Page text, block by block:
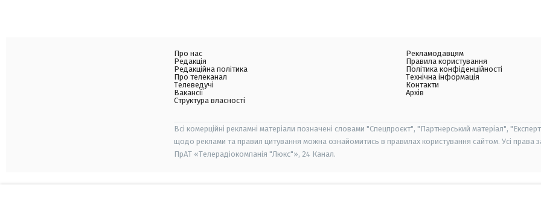
Про нас
Редакція
Редакційна політика
Про телеканал
Телеведучі
Вакансії
Структура власності
Рекламодавцям
Правила користування
Політика конфіденційності
Технічна інформація
Контакти
Архів
Всі комерційні рекламні матеріали позначені словами "Спецпроєкт", "Партнерський матеріал",
щодо реклами та правил цитування можна ознайомитись в правилах користування сайтом. Усі права
ПрАТ «Телерадіокомпанія "Люкс"», 24 Канал.